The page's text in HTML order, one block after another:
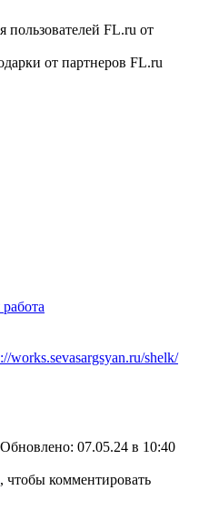
FL.ru от
от партнеров FL.ru
works.sevasargsyan.ru/shelk/
Обновлено: 07.05.24 в 10:40
, чтобы комментировать